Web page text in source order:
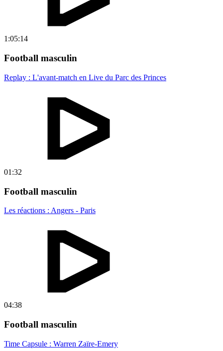
1:05:14
Football masculin
Replay : L'avant-match en Live du Parc des Princes
01:32
Football masculin
Les réactions : Angers - Paris
04:38
Football masculin
Time Capsule : Warren Zaïre-Emery